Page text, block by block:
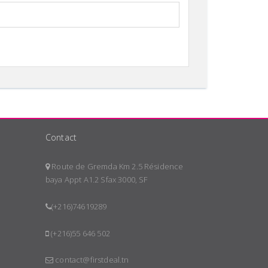
Contact
Route de Gremda Km 2.5 Résidence
baya Appt A1.2 Sfax 3000, SF
(+216)74619289
(+216)55 646 502
contact@firstdeal.tn